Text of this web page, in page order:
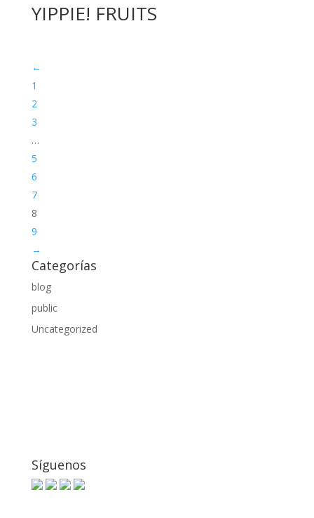
YIPPIE! FRUITS
←
1
2
3
…
5
6
7
8
9
→
Categorías
blog
public
Uncategorized
Síguenos